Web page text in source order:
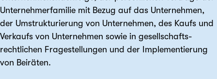
Unternehmer­familie mit Bezug auf das Unternehmen,
der Umstrukturierung von Unternehmen, des Kaufs und
Verkaufs von Unternehmen sowie in gesellschafts­
rechtlichen Frage­stellungen und der Implementierung
von Beiräten.